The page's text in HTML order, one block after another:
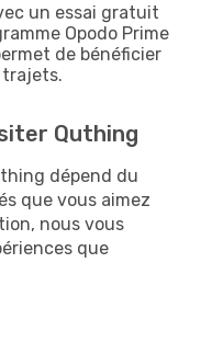
un essai gratuit
Opodo Prime
de bénéficier
trajets.
Quthing
dépend du
que vous aimez
nous vous
que